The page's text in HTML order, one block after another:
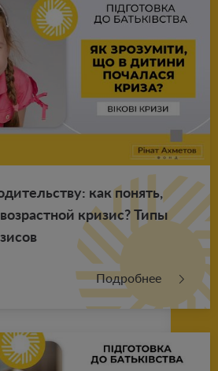
как по­нять,
кри­зис? Типы
Подробнее